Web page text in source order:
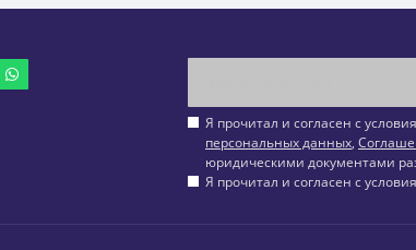
Я прочитал и согласен с
персональных данных,
юридическими документами
Я прочитал и согласен с